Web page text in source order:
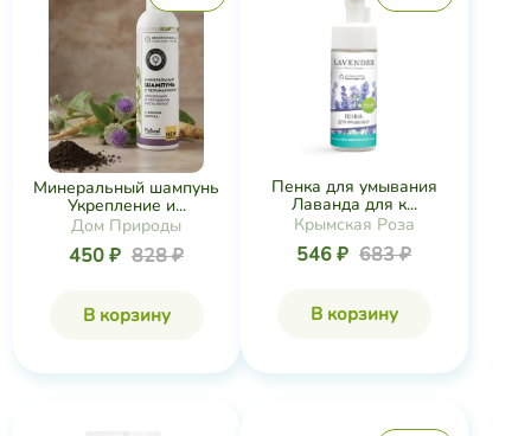
Минеральный шампунь
Укрепление и...
Дом Природы
450 ₽ 828 ₽
В корзину
Пенка для умывания
Лаванда для к...
Крымская Роза
546 ₽ 683 ₽
В корзину